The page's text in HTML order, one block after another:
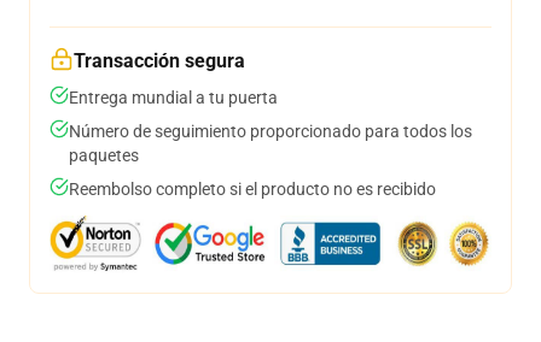
Transacción segura
Entrega mundial a tu puerta
Número de seguimiento proporcionado para todos los
paquetes
Reembolso completo si el producto no es recibido